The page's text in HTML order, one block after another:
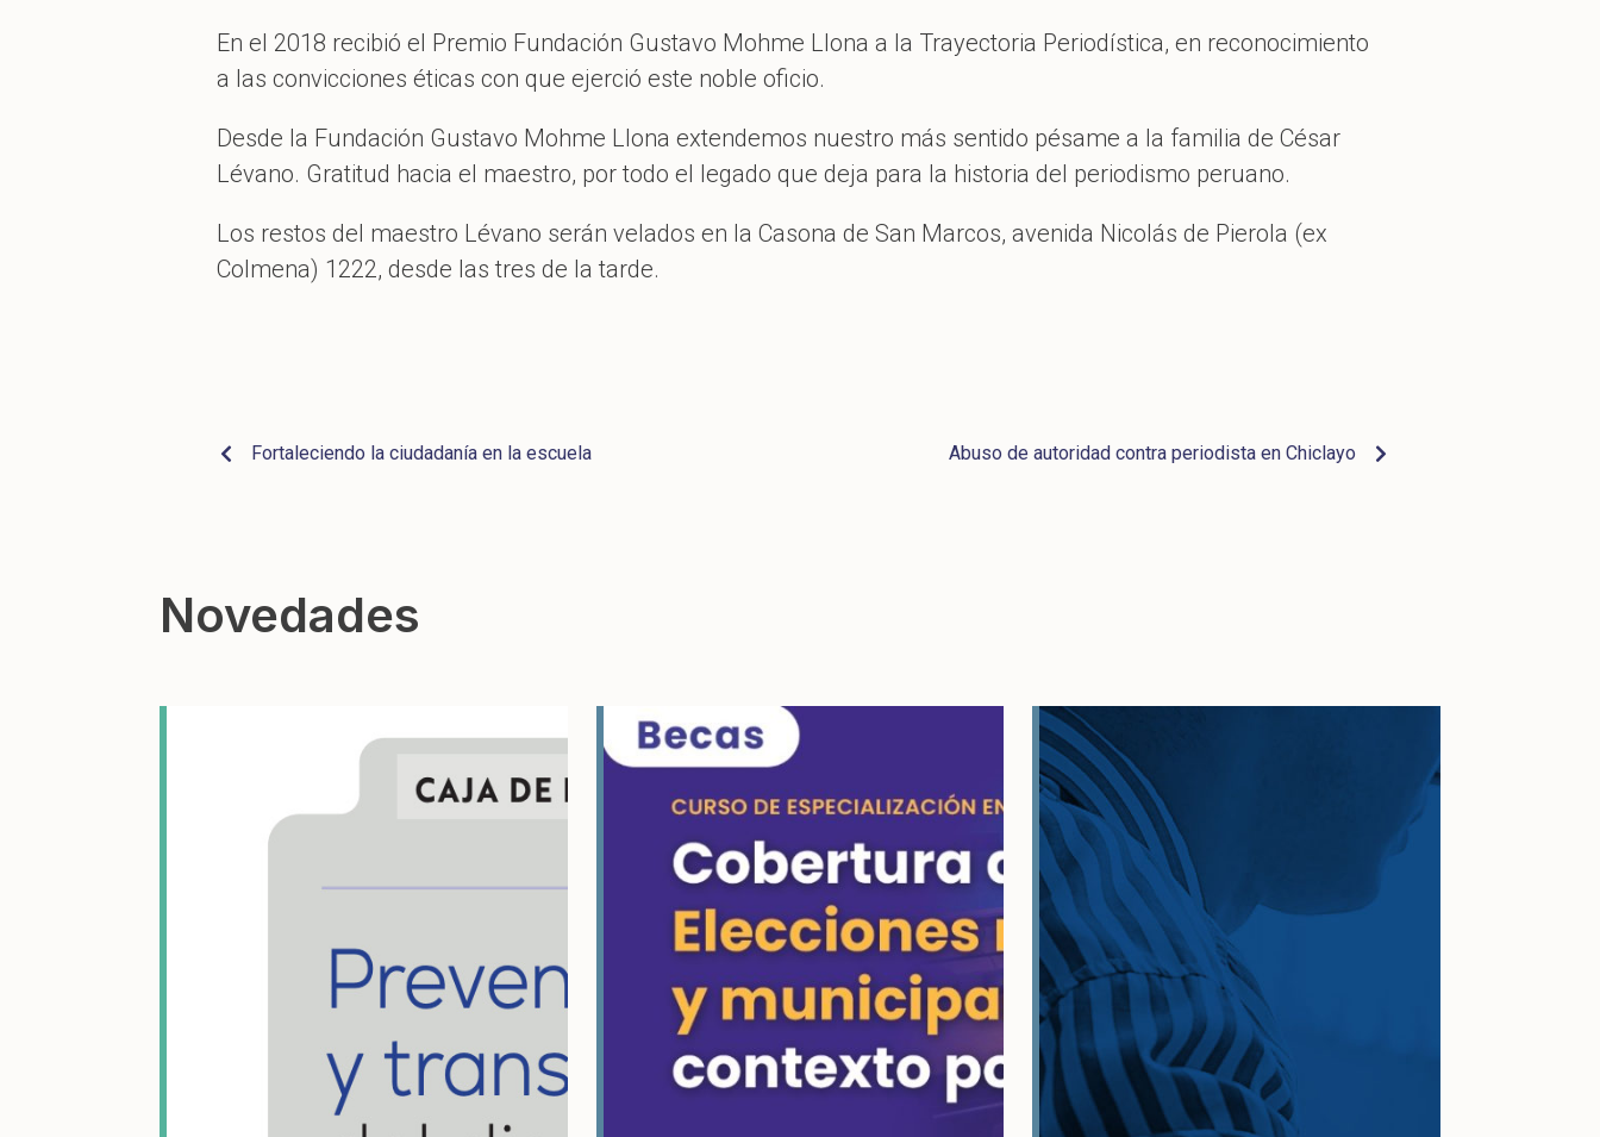
En el 2018 recibió el Premio Fundación Gustavo Mohme Llona a la Trayectoria Periodística, en reconocimiento
a las convicciones éticas con que ejerció este noble oficio.
Desde la Fundación Gustavo Mohme Llona extendemos nuestro más sentido pésame a la familia de César
Lévano. Gratitud hacia el maestro, por todo el legado que deja para la historia del periodismo peruano.
Los restos del maestro Lévano serán velados en la Casona de San Marcos, avenida Nicolás de Pierola (ex
Colmena) 1222, desde las tres de la tarde.
Fortaleciendo la ciudadanía en la escuela Abuso de autoridad contra periodista en Chiclayo
Novedades